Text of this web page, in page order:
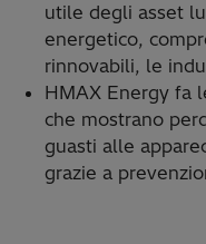
utile degli asset
energetico,
rinnovabili, le
HMAX Energy fa
che mostrano
guasti alle
grazie a